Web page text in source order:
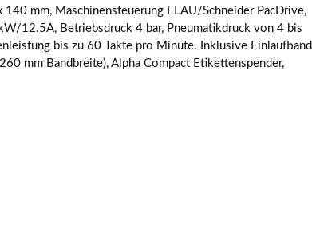
mm, Maschinensteuerung ELAU/Schneider PacDrive,
12.5A, Betriebsdruck 4 bar, Pneumatikdruck von 4 bis
bis zu 60 Takte pro Minute. Inklusive Einlaufband
mm Bandbreite), Alpha Compact Etikettenspender,